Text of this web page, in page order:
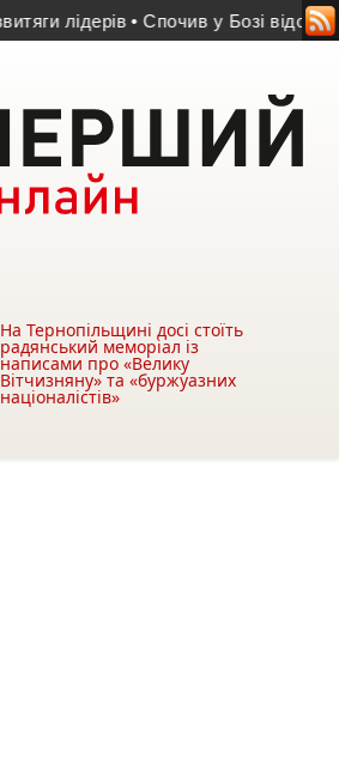
• Спочив у Бозі відомий у
На Тернопільщині досі стоїть
радянський меморіал із
написами про «Велику
Вітчизняну» та «буржуазних
націоналістів»